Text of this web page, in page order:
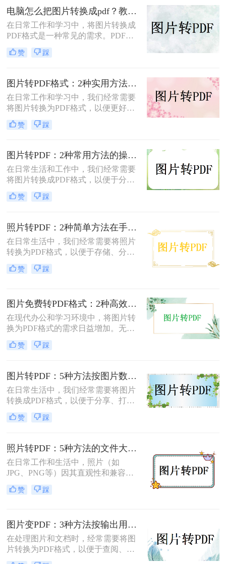
电脑怎么把图片转换成pdf？教你4种简单的方法！
在日常工作和学习中，将图片转换成
PDF格式是一种常见的需求。PDF格
式具有支持矢量图形、打印格式不走
样、兼容性高、体积小以及支持批注
格式。那么电脑怎么把图片转换成pdf
呢？本文将介绍四种常见的图片转
PDF的方法。
赞 踩
图片转PDF格式：2种实用方法的关键参数和输出质量对比！
在日常工作和学习中，我们经常需要
将图片转换为PDF格式，以便更好地
保存、分享和打印。那么如何将图片
转换为pdf格式呢？本文将介绍两种将
赞 踩
图片转PDF：2种常用方法的操作步骤和格式保留设置！
在日常生活和工作中，我们经常需要
将图片转换成PDF格式，以便于分
享、打印或存档。那么如何把图片转
换成PDF呢？本文将介绍两种常用的
赞 踩
照片转PDF：2种简单方法在手机端和电脑端的操作差异！
在日常生活中，我们经常需要将照片
转换为PDF格式，以便于存储、分享
和打印。那么照片转pdf怎么弄呢？下
面将介绍两种简单实用的方法，帮助
赞 踩
图片免费转PDF格式：2种高效方法的转换速度和画质损失对比！
在现代办公和学习环境中，将图片转
换为PDF格式的需求日益增加。无论
是为了更好地保存、传输还是打印图
片，PDF格式因其跨平台兼容性和格
怎么转换成pdf格式免费呢？本文将介
绍两种免费且高效的图片转PDF的方
法。
赞 踩
图片转PDF：5种方法按图片数量和文件大小选，大的别用在线！
在日常生活中，我们经常需要将图片
转换成PDF格式，以便于分享、打印
或存档。那么图片如何转换成pdf呢？
本文将介绍几种将图片转换成PDF的
换方式。
赞 踩
照片转PDF：5种方法的文件大小限制和画质保留实测！
在日常工作和生活中，照片（如
JPG、PNG等）因其直观性和兼容性
被广泛使用。然而，在需要整合多张
照片、提高安全性或便于打印时，将
文将详细介绍5种将照片转换为PDF的
常用高效方法，帮助用户根据需求选
择最适合的方案。
赞 踩
图片变PDF：3种方法按输出用途（打印/存档/分享）选！
在处理图片和文档时，经常需要将图
片转换为PDF格式，以便于查阅、分
享或存档。那么如何把图片变成pdf